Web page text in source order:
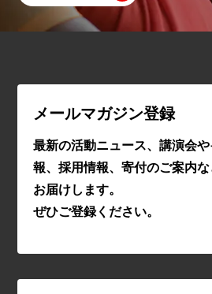
メールマガジン登録
最新の活動ニュース、講演会
報、採用情報、寄付のご案内
お届けします。
ぜひご登録ください。